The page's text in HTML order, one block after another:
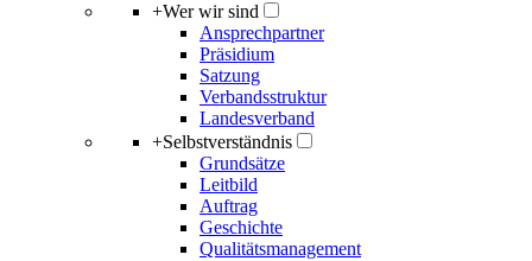
+Wer wir sind
Ansprechpartner
Präsidium
Satzung
Verbandsstruktur
Landesverband
+Selbstverständnis
Grundsätze
Leitbild
Auftrag
Geschichte
Qualitätsmanagement